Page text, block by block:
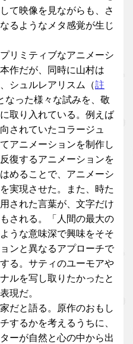
て映像を見ながらも、さ
るようなメタ感覚が生じ
リミティブなアニメーシ
作だが、同時に山村は
シュルレアリスム（註
なった様々な試みを、敬
取り入れている。例えば
されていたコラージュ
アニメーションを制作し
復するアニメーションを
めることで、アニメーシ
実現させた。また、時た
された言葉が、文字だけ
される。「人間の最大の
うな意味深で興味をそそ
ンと異なるアプローチで
る。サティのユーモアや
ルを写し取りたかったと
現だ。
だと語る。原作のおもし
するかを考えるうちに、
ーが自然と心の中から出